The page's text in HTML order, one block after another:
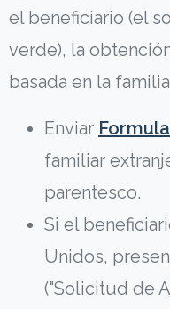
el beneficiario (el
verde), la
basada en la
Enviar
familiar
parentesco.
Si el
Unidos,
("Solicitud de